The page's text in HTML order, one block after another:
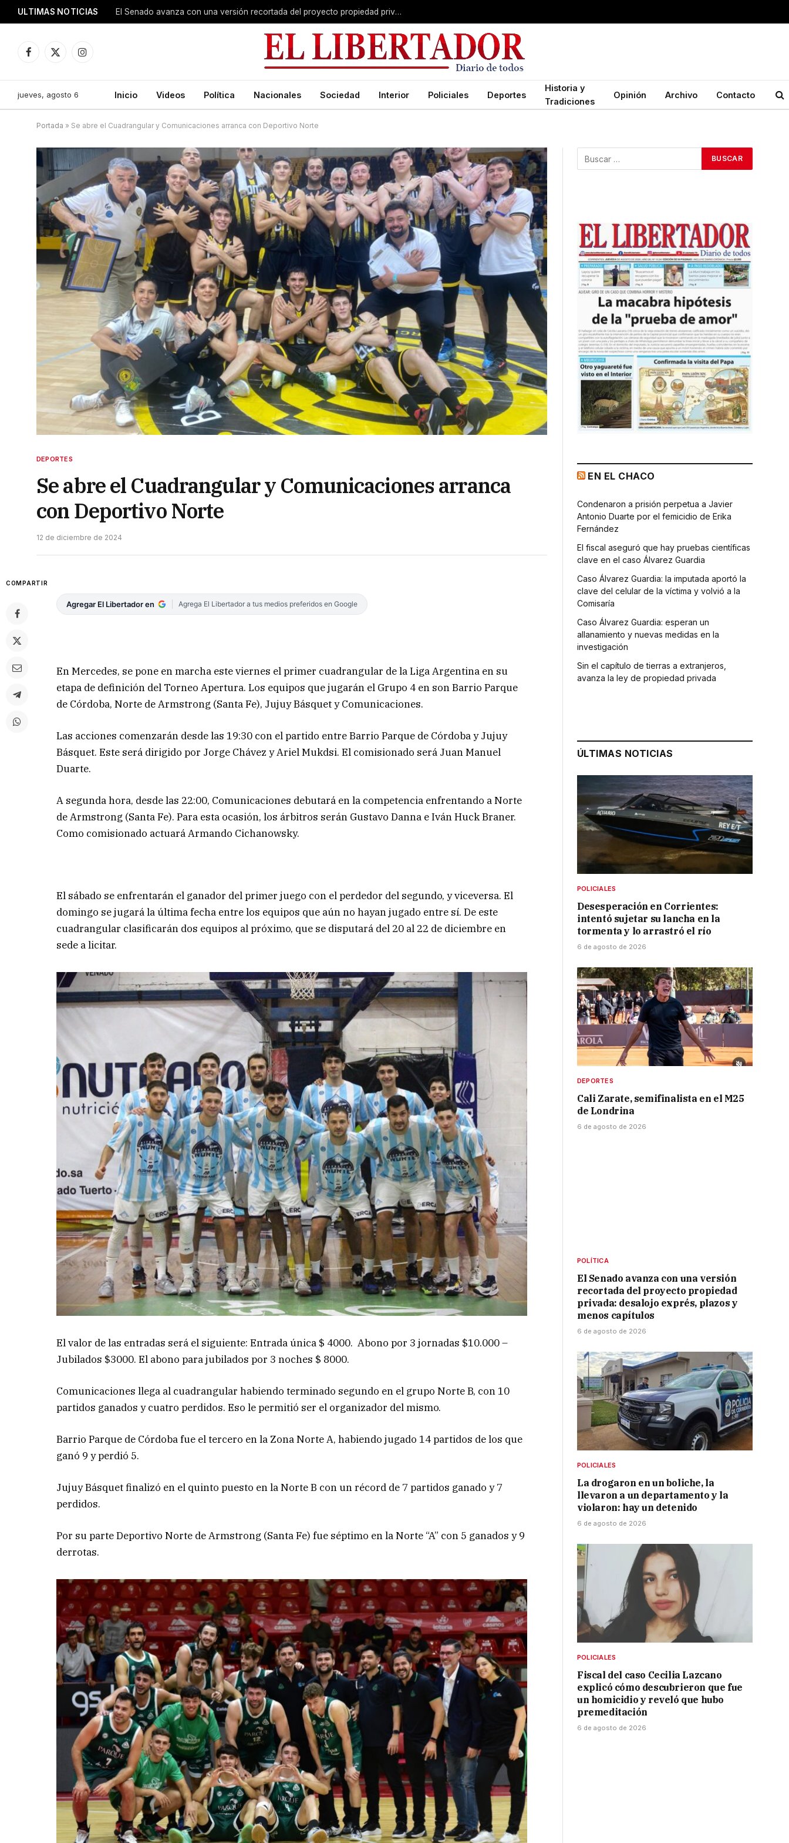
ULTIMAS NOTICIAS El Senado avanza con una versión recortada del proyecto propiedad privada: desalojo exprés, plazos y menos capítulos
Facebook
X
Instagram
jueves, agosto 6 Inicio Videos Política Nacionales Sociedad Interior Policiales Deportes
Historia y
Tradiciones
Opinión Archivo Contacto
Portada » Se abre el Cuadrangular y Comunicaciones arranca con Deportivo Norte
DEPORTES
Se abre el Cuadrangular y Comunicaciones arranca
con Deportivo Norte
12 de diciembre de 2024
COMPARTIR
Agregar El Libertador en Agrega El Libertador a tus medios preferidos en Google
En Mercedes, se pone en marcha este viernes el primer cuadrangular de la Liga Argentina en su
etapa de definición del Torneo Apertura. Los equipos que jugarán el Grupo 4 en son Barrio Parque
de Córdoba, Norte de Armstrong (Santa Fe), Jujuy Básquet y Comunicaciones.
Las acciones comenzarán desde las 19:30 con el partido entre Barrio Parque de Córdoba y Jujuy
Básquet. Este será dirigido por Jorge Chávez y Ariel Mukdsi. El comisionado será Juan Manuel
Duarte.
A segunda hora, desde las 22:00, Comunicaciones debutará en la competencia enfrentando a Norte
de Armstrong (Santa Fe). Para esta ocasión, los árbitros serán Gustavo Danna e Iván Huck Braner.
Como comisionado actuará Armando Cichanowsky.
El sábado se enfrentarán el ganador del primer juego con el perdedor del segundo, y viceversa. El
domingo se jugará la última fecha entre los equipos que aún no hayan jugado entre sí. De este
cuadrangular clasificarán dos equipos al próximo, que se disputará del 20 al 22 de diciembre en
sede a licitar.
El valor de las entradas será el siguiente: Entrada única $ 4000. Abono por 3 jornadas $10.000 –
Jubilados $3000. El abono para jubilados por 3 noches $ 8000.
Comunicaciones llega al cuadrangular habiendo terminado segundo en el grupo Norte B, con 10
partidos ganados y cuatro perdidos. Eso le permitió ser el organizador del mismo.
Barrio Parque de Córdoba fue el tercero en la Zona Norte A, habiendo jugado 14 partidos de los que
ganó 9 y perdió 5.
Jujuy Básquet finalizó en el quinto puesto en la Norte B con un récord de 7 partidos ganado y 7
perdidos.
Por su parte Deportivo Norte de Armstrong (Santa Fe) fue séptimo en la Norte “A” con 5 ganados y 9
derrotas.
EN EL CHACO
Condenaron a prisión perpetua a Javier
Antonio Duarte por el femicidio de Erika
Fernández
El fiscal aseguró que hay pruebas científicas
clave en el caso Álvarez Guardia
Caso Álvarez Guardia: la imputada aportó la
clave del celular de la víctima y volvió a la
Comisaría
Caso Álvarez Guardia: esperan un
allanamiento y nuevas medidas en la
investigación
Sin el capítulo de tierras a extranjeros,
avanza la ley de propiedad privada
ÚLTIMAS NOTICIAS
POLICIALES
Desesperación en Corrientes:
intentó sujetar su lancha en la
tormenta y lo arrastró el río
6 de agosto de 2026
DEPORTES
Cali Zarate, semifinalista en el M25
de Londrina
6 de agosto de 2026
POLÍTICA
El Senado avanza con una versión
recortada del proyecto propiedad
privada: desalojo exprés, plazos y
menos capítulos
6 de agosto de 2026
POLICIALES
La drogaron en un boliche, la
llevaron a un departamento y la
violaron: hay un detenido
6 de agosto de 2026
POLICIALES
Fiscal del caso Cecilia Lazcano
explicó cómo descubrieron que fue
un homicidio y reveló que hubo
premeditación
6 de agosto de 2026